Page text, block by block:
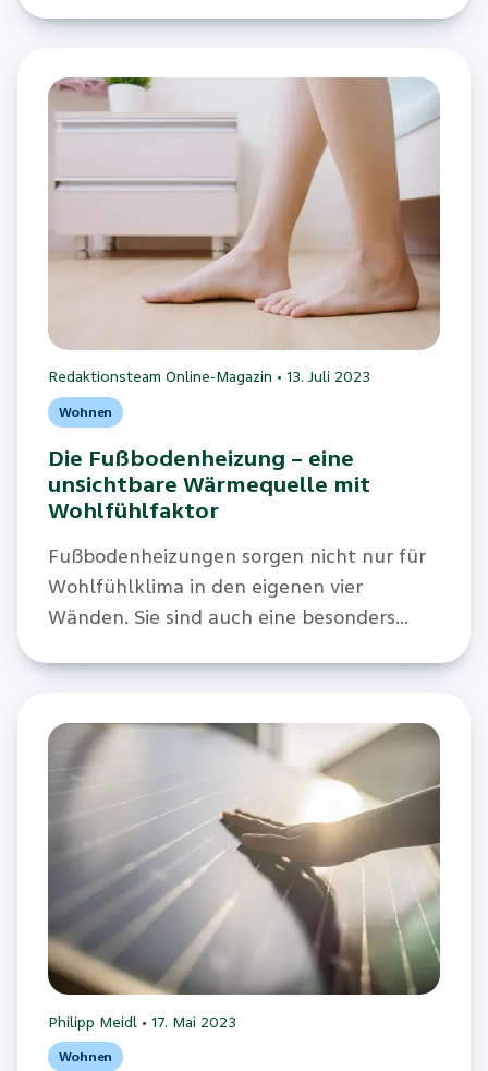
Wohlfühlklima.
Redaktionsteam Online-Magazin • 13. Juli 2023
Wohnen
Die Fußbodenheizung – eine
unsichtbare Wärmequelle mit
Wohlfühlfaktor
Fußbodenheizungen sorgen nicht nur für
Wohlfühlklima in den eigenen vier
Wänden. Sie sind auch eine besonders
Philipp Meidl• 17. Mai 2023
Wohnen